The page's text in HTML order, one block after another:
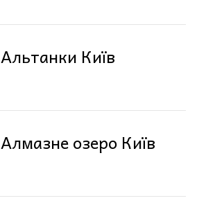
Альтанки Київ
Алмазне озеро Київ